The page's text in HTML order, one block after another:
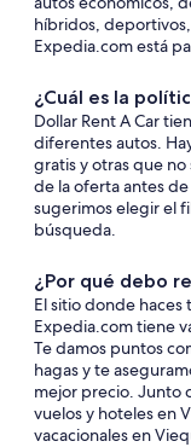
híbridos,
Expedia.com está
¿Cuál es la
Dollar Rent A Car
diferentes autos.
gratis y otras que
de la oferta antes
sugerimos elegir el
búsqueda.
¿Por qué debo
El sitio donde
Expedia.com tiene
Te damos puntos
hagas y te
mejor precio. Junto
vuelos y hoteles en
vacacionales en